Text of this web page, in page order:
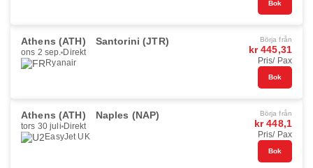
Bok
Athens (ATH) Santorini (JTR)
ons 2 sep. Direkt
Ryanair
Börja från
kr 445,31
Pris/ Pax
Bok
Athens (ATH) Naples (NAP)
tors 30 juli Direkt
EasyJet UK
Börja från
kr 448,1
Pris/ Pax
Bok